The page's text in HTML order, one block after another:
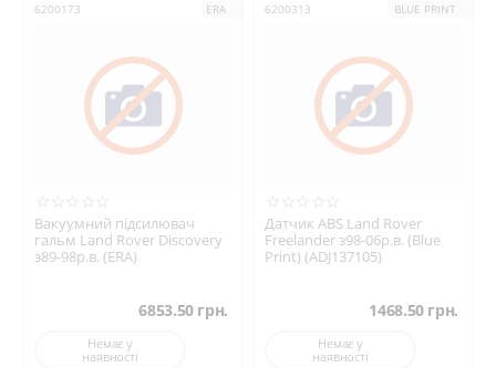
6200173 ERA
Вакуумний підсилювач
гальм Land Rover Discovery
з89-98р.в. (ERA)
6853.50 грн.
Немає у
наявності
6200313 BLUE PRINT
Датчик ABS Land Rover
Freelander з98-06р.в. (Blue
Print) (ADJ137105)
1468.50 грн.
Немає у
наявності